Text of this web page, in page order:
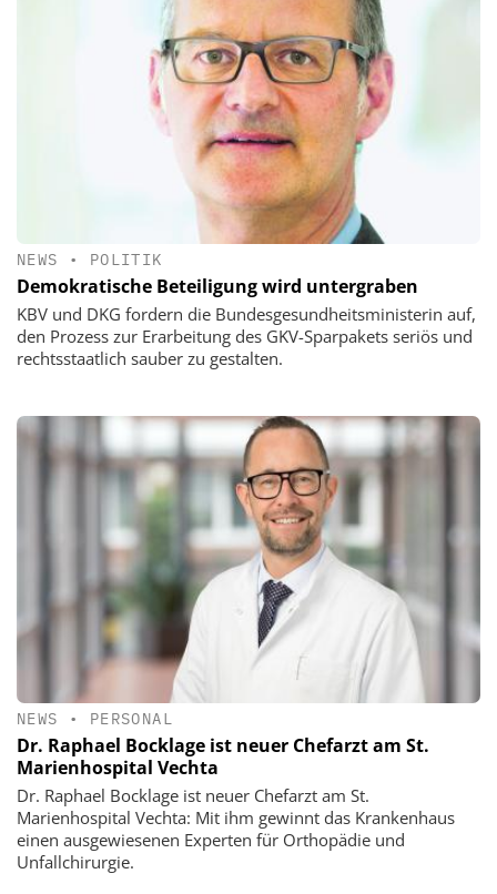
NEWS • POLITIK
Demokratische Beteiligung wird untergraben
KBV und DKG fordern die Bundesgesundheitsministerin auf,
den Prozess zur Erarbeitung des GKV-Sparpakets seriös und
rechtsstaatlich sauber zu gestalten.
NEWS • PERSONAL
Dr. Raphael Bocklage ist neuer Chefarzt am St.
Marienhospital Vechta
Dr. Raphael Bocklage ist neuer Chefarzt am St.
Marienhospital Vechta: Mit ihm gewinnt das Krankenhaus
einen ausgewiesenen Experten für Orthopädie und
Unfallchirurgie.